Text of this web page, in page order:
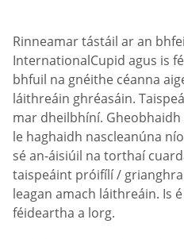
Rinneamar tástáil ar an
InternationalCupid agus is
bhfuil na gnéithe céanna
láithreáin ghréasáin.
mar dheilbhíní.
le haghaidh nascleanúna
sé an-áisiúil na torthaí
taispeáint próifílí /
leagan amach láithreáin. Is
féideartha a lorg.